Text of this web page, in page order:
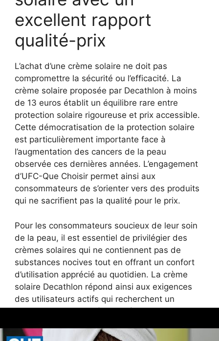
excellent rapport
qualité-prix
L’achat d’une crème solaire ne doit pas
compromettre la sécurité ou l’efficacité. La
crème solaire proposée par Decathlon à moins
de 13 euros établit un équilibre rare entre
protection solaire rigoureuse et prix accessible.
Cette démocratisation de la protection solaire
est particulièrement importante face à
l’augmentation des cancers de la peau
observée ces dernières années. L’engagement
d’UFC-Que Choisir permet ainsi aux
consommateurs de s’orienter vers des produits
qui ne sacrifient pas la qualité pour le prix.
Pour les consommateurs soucieux de leur soin
de la peau, il est essentiel de privilégier des
crèmes solaires qui ne contiennent pas de
substances nocives tout en offrant un confort
d’utilisation apprécié au quotidien. La crème
solaire Decathlon répond ainsi aux exigences
des utilisateurs actifs qui recherchent un
produit multiusage, résistant à la transpiration